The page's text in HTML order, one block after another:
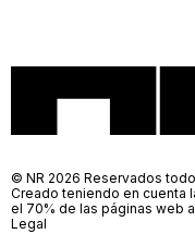
© NR 2026 Reservados
Creado teniendo en cuenta
el 70% de las páginas web
Legal